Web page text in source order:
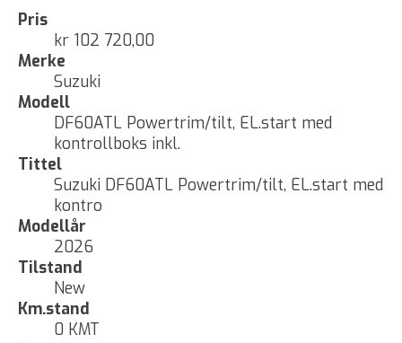
Pris
kr 102 720,00
Merke
Suzuki
Modell
DF60ATL Powertrim/tilt, EL.start med
kontrollboks inkl.
Tittel
Suzuki DF60ATL Powertrim/tilt, EL.start med
kontro
Modellår
2026
Tilstand
New
Km.stand
0 KMT